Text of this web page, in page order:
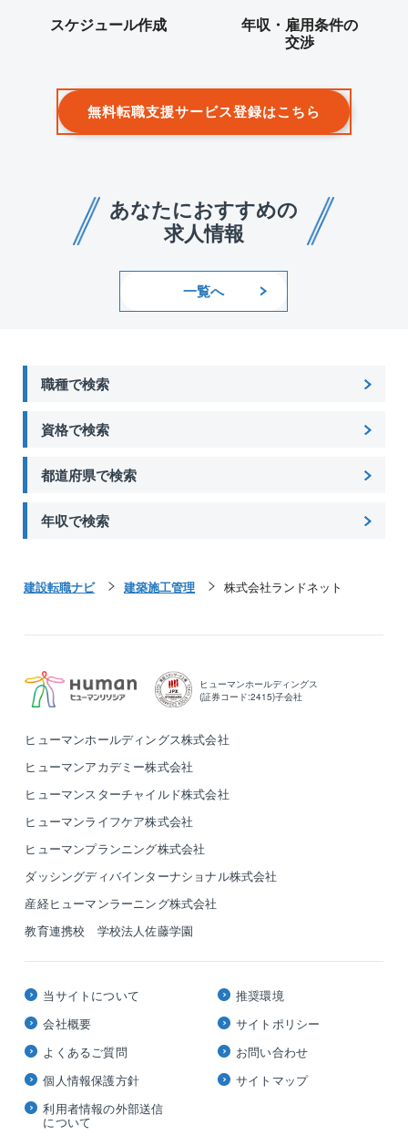
スケジュール作成
年収・雇用条件の
交渉
無料転職支援サービス登録はこちら
あなたにおすすめの
求人情報
一覧へ
職種で検索
資格で検索
都道府県で検索
年収で検索
建設転職ナビ 建築施工管理 株式会社ランドネット
ヒューマンホールディングス
(証券コード:2415)子会社
ヒューマンホールディングス株式会社
ヒューマンアカデミー株式会社
ヒューマンスターチャイルド株式会社
ヒューマンライフケア株式会社
ヒューマンプランニング株式会社
ダッシングディバインターナショナル株式会社
産経ヒューマンラーニング株式会社
教育連携校 学校法人佐藤学園
当サイトについて
会社概要
よくあるご質問
個人情報保護方針
利用者情報の外部送信
について
推奨環境
サイトポリシー
お問い合わせ
サイトマップ